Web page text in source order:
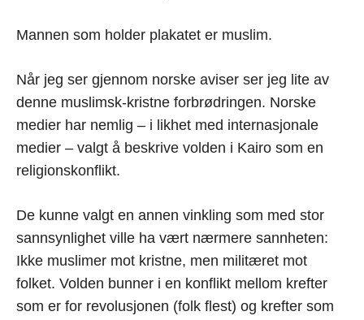
Mannen som holder plakatet er muslim.
Når jeg ser gjennom norske aviser ser jeg lite av
denne muslimsk-kristne forbrødringen. Norske
medier har nemlig – i likhet med internasjonale
medier – valgt å beskrive volden i Kairo som en
religionskonflikt.
De kunne valgt en annen vinkling som med stor
sannsynlighet ville ha vært nærmere sannheten:
Ikke muslimer mot kristne, men militæret mot
folket. Volden bunner i en konflikt mellom krefter
som er for revolusjonen (folk flest) og krefter som